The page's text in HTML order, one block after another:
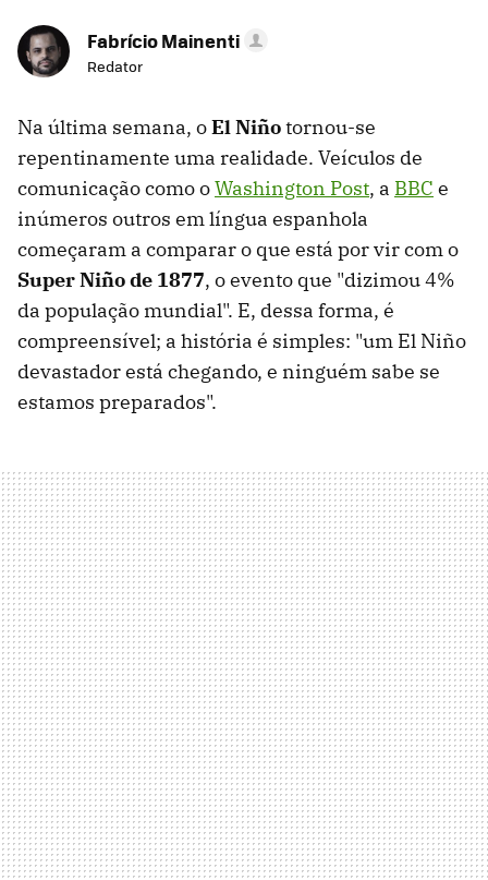
Fabrício Mainenti
Redator
Na última semana, oEl Niñotornou-se
repentinamente uma realidade. Veículos de
comunicação como oWashington Post, a BBC e
inúmeros outros em língua espanhola
começaram a comparar o que está por vir com o
Super Niño de 1877, o evento que "dizimou 4%
da população mundial". E, dessa forma, é
compreensível; a história é simples: "um El Niño
devastador está chegando, e ninguém sabe se
estamos preparados".